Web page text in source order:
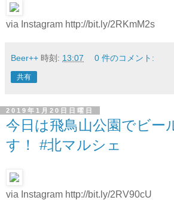
via Instagram http://bit.ly/2RKmM2s
Beer++ 時刻: 13:07 0 件のコメント:
共有
2019年1月20日日曜日
今日は飛鳥山公園でビー
す！ #北マルシェ
via Instagram http://bit.ly/2RV90cU